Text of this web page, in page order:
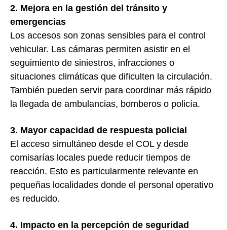
2. Mejora en la gestión del tránsito y
emergencias
Los accesos son zonas sensibles para el control
vehicular. Las cámaras permiten asistir en el
seguimiento de siniestros, infracciones o
situaciones climáticas que dificulten la circulación.
También pueden servir para coordinar más rápido
la llegada de ambulancias, bomberos o policía.
3. Mayor capacidad de respuesta policial
El acceso simultáneo desde el COL y desde
comisarías locales puede reducir tiempos de
reacción. Esto es particularmente relevante en
pequeñas localidades donde el personal operativo
es reducido.
4. Impacto en la percepción de seguridad